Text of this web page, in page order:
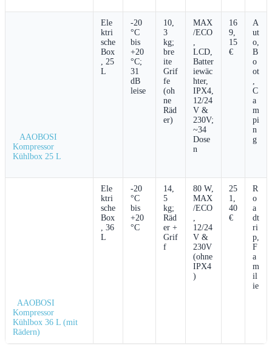
‌ ⁤ ‍ AAOBOSI
Kompressor​
Kühlbox 25 L
Ele
ktri
sche
Box
, 25
L
-20
°C
bis
+20
°C;
⁢31
dB
leise
10,
3
kg;
‍bre
ite
Grif
fe
(oh
ne
Räd
er)
MAX
/ECO
,
LCD,
Batter
iewäc
hter,
IPX4,
12/24
V &
230V;
~34
Dose
n
16
9,
15
€
A
ut
o,
B
o
ot
,
C
a
m
pi
n
g
‌ ⁢ ‍AAOBOSI
‍Kompressor
Kühlbox 36 L (mit
Rädern)
Ele
ktri
sche
Box
,​ 36
L
-20
°C
bis
+20
°C
14,
5
kg;
Räd
er ‍+
Grif
f
80 W,
MAX
/ECO
,
12/24
V &
230V
(ohne
‍IPX4
)
25
1,
40
€
R
o
a
dt
ri
p,
F
a
m
il
ie